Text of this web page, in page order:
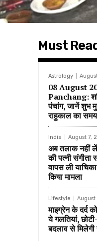
Must
Astrology
08 August
Panchang:
पंचांग, जानें शुभ
राहुकाल का समय
India August 7,
अब तलाक नहीं
की पत्नी संगीता
वापस ली
किया मामला
Lifestyle August
माइग्रेन के दर्द
ये गलतियां,
बदलाव से मिलेगी